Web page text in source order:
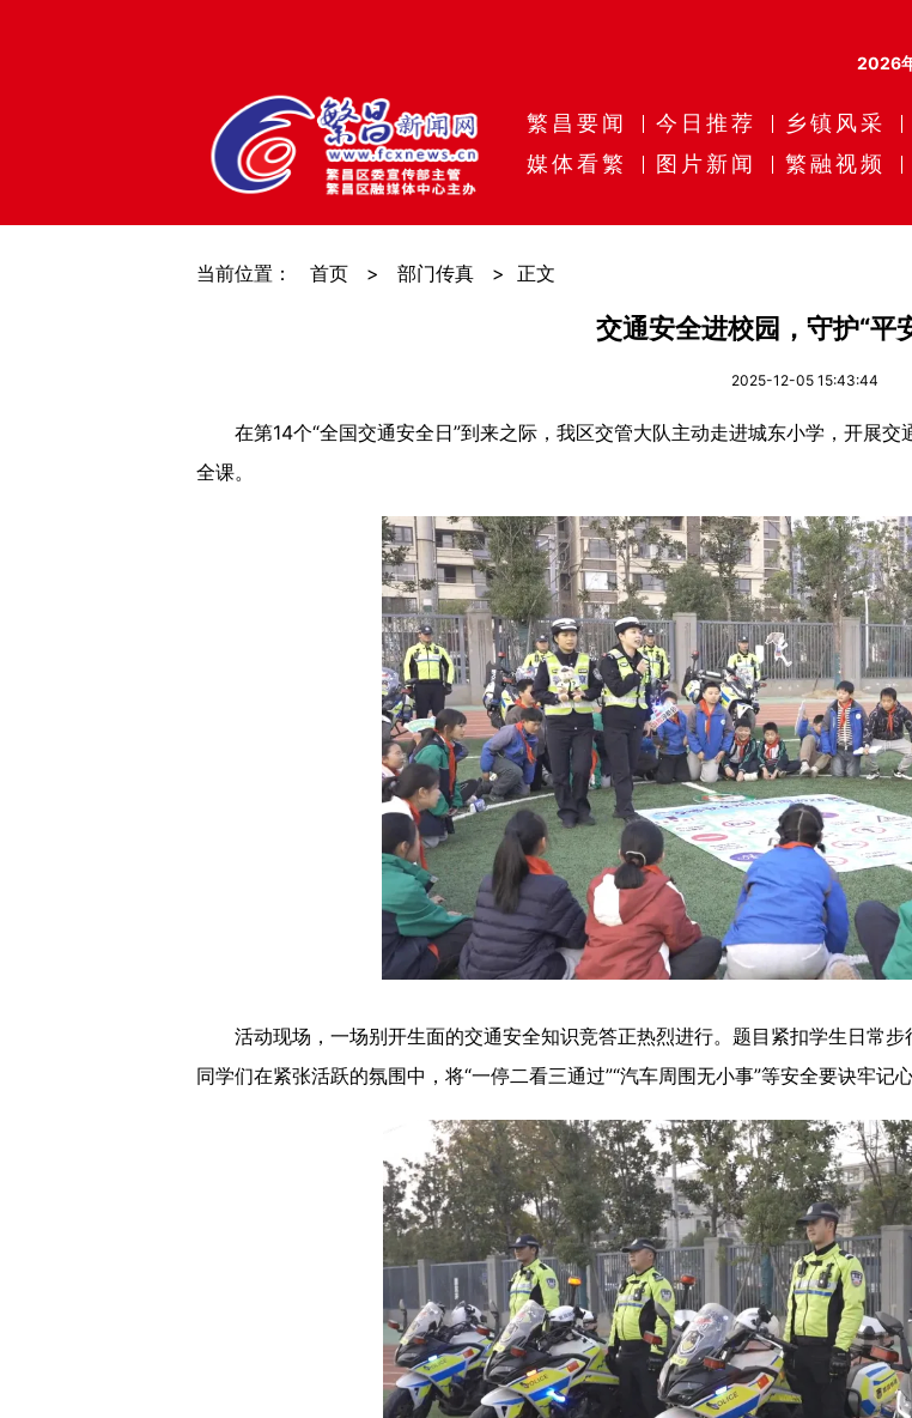
2026
繁昌要闻 今日推荐 乡镇风采
媒体看繁
图片新闻 繁融视频
当前位置： 首页 > 部门传真 > 正文
交通安全进校园，守护“平
2025-12-05 15:43:44
在第14个“全国交通安全日”到来之际，我区交管大队主动走进城东小学，开展交
全课。
活动现场，一场别开生面的交通安全知识竞答正热烈进行。题目紧扣学生日常步
同学们在紧张活跃的氛围中，将“一停二看三通过”“汽车周围无小事”等安全要诀牢记心